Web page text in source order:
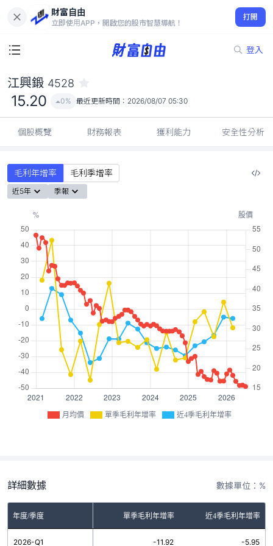
財富自由
立即使用APP，開啟您的股市智慧導航！
打開
登入
15.20
0%
江興鍛 4528
15.20 0% 最近更新時間： 2026/08/07 05:30
個股概覽 財務報表 獲利能力 安全性分析
毛利年增率 毛利季增率
近5年 季報
月均價 單季毛利年增率 近4季毛利年增率
詳細數據 數據單位：%
年度/季度 單季毛利年增率 近4季毛利年增率
2026-Q1 -11.92 -5.95